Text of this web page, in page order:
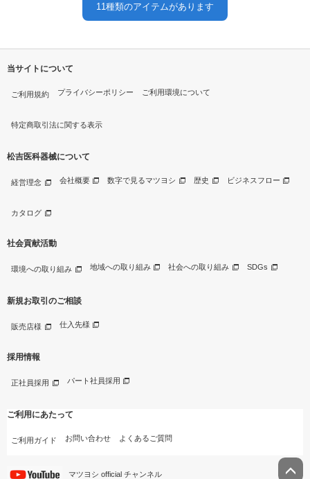
11種類のアイテムがあります
当サイトについて
ご利用規約 プライバシーポリシー ご利用環境について
特定商取引法に関する表示
松吉医科器械について
経営理念 会社概要 数字で見るマツヨシ 歴史 ビジネスフロー
カタログ
社会貢献活動
環境への取り組み 地域への取り組み 社会への取り組み SDGs
新規お取引のご相談
販売店様 仕入先様
採用情報
正社員採用 パート社員採用
ご利用にあたって
ご利用ガイド お問い合わせ よくあるご質問
マツヨシ official チャンネル